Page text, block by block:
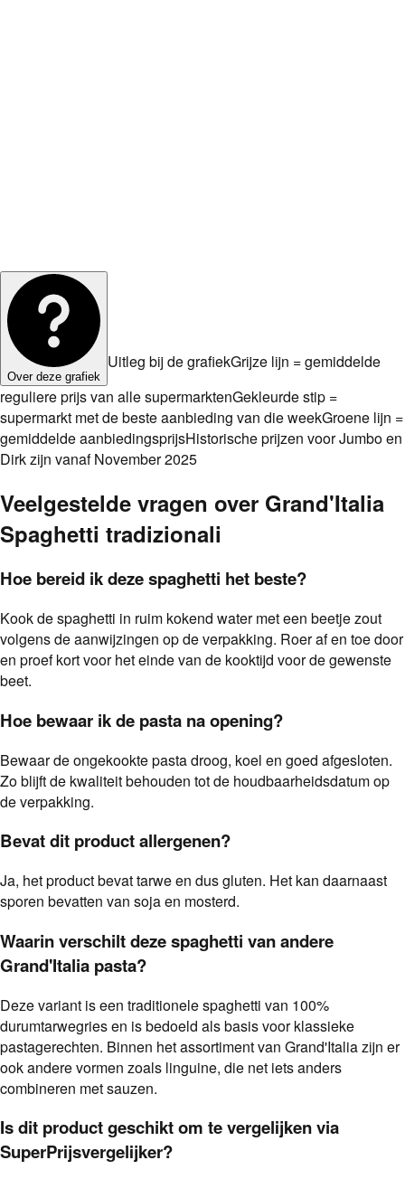
Over deze grafiek
Uitleg bij de grafiekGrijze lijn = gemiddelde
reguliere prijs van alle supermarktenGekleurde stip =
supermarkt met de beste aanbieding van die weekGroene lijn =
gemiddelde aanbiedingsprijsHistorische prijzen voor Jumbo en
Dirk zijn vanaf November 2025
Veelgestelde vragen over Grand'Italia
Spaghetti tradizionali
Hoe bereid ik deze spaghetti het beste?
Kook de spaghetti in ruim kokend water met een beetje zout
volgens de aanwijzingen op de verpakking. Roer af en toe door
en proef kort voor het einde van de kooktijd voor de gewenste
beet.
Hoe bewaar ik de pasta na opening?
Bewaar de ongekookte pasta droog, koel en goed afgesloten.
Zo blijft de kwaliteit behouden tot de houdbaarheidsdatum op
de verpakking.
Bevat dit product allergenen?
Ja, het product bevat tarwe en dus gluten. Het kan daarnaast
sporen bevatten van soja en mosterd.
Waarin verschilt deze spaghetti van andere
Grand'Italia pasta?
Deze variant is een traditionele spaghetti van 100%
durumtarwegries en is bedoeld als basis voor klassieke
pastagerechten. Binnen het assortiment van Grand'Italia zijn er
ook andere vormen zoals linguine, die net iets anders
combineren met sauzen.
Is dit product geschikt om te vergelijken via
SuperPrijsvergelijker?